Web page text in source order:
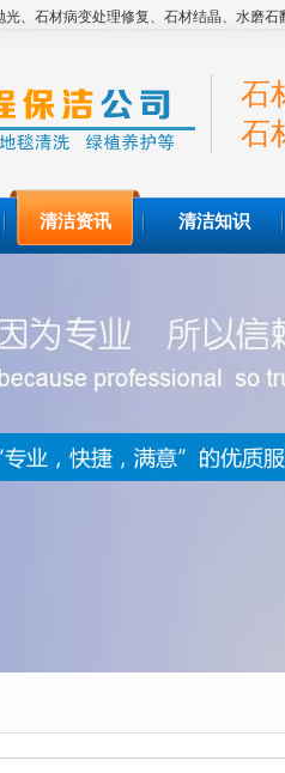
、石材病变处理修复、石材结晶、水磨
石
石
清洁资讯 清洁知识